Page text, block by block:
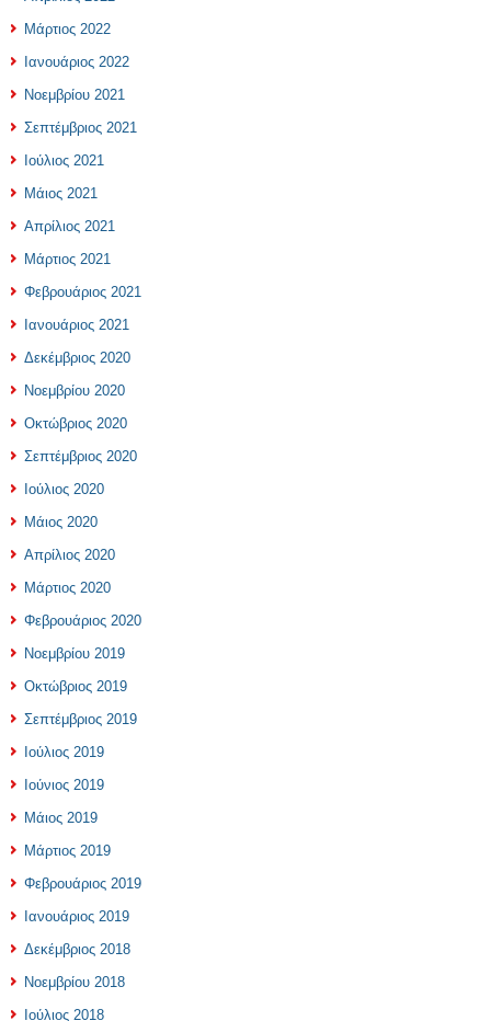
Μάρτιος 2022
Ιανουάριος 2022
Νοεμβρίου 2021
Σεπτέμβριος 2021
Ιούλιος 2021
Μάιος 2021
Απρίλιος 2021
Μάρτιος 2021
Φεβρουάριος 2021
Ιανουάριος 2021
Δεκέμβριος 2020
Νοεμβρίου 2020
Οκτώβριος 2020
Σεπτέμβριος 2020
Ιούλιος 2020
Μάιος 2020
Απρίλιος 2020
Μάρτιος 2020
Φεβρουάριος 2020
Νοεμβρίου 2019
Οκτώβριος 2019
Σεπτέμβριος 2019
Ιούλιος 2019
Ιούνιος 2019
Μάιος 2019
Μάρτιος 2019
Φεβρουάριος 2019
Ιανουάριος 2019
Δεκέμβριος 2018
Νοεμβρίου 2018
Ιούλιος 2018